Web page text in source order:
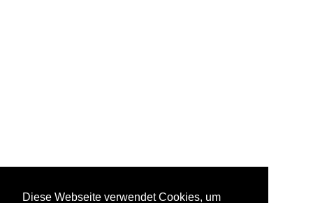
Diese Webseite verwendet Cookies, um